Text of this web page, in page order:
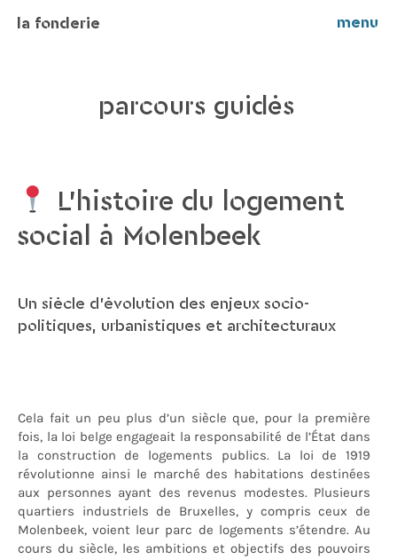
la fonderie menu
parcours guidés
L’histoire du logement
social à Molenbeek
Un siècle d’évolution des enjeux socio-
politiques, urbanistiques et architecturaux
Cela fait un peu plus d’un siècle que, pour la première
fois, la loi belge engageait la responsabilité de l’État dans
la construction de logements publics. La loi de 1919
révolutionne ainsi le marché des habitations destinées
aux personnes ayant des revenus modestes. Plusieurs
quartiers industriels de Bruxelles, y compris ceux de
Molenbeek, voient leur parc de logements s’étendre. Au
cours du siècle, les ambitions et objectifs des pouvoirs